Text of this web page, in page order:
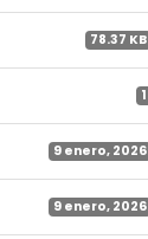
78.37 KB
1
9 enero, 2026
9 enero, 2026